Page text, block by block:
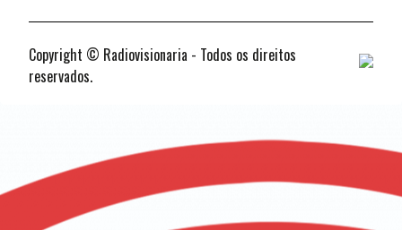
Copyright © Radiovisionaria - Todos os direitos
reservados.